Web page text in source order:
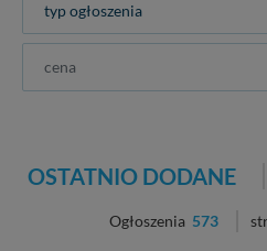
typ ogłoszenia
OSTATNIO DODANE
Ogłoszenia 573